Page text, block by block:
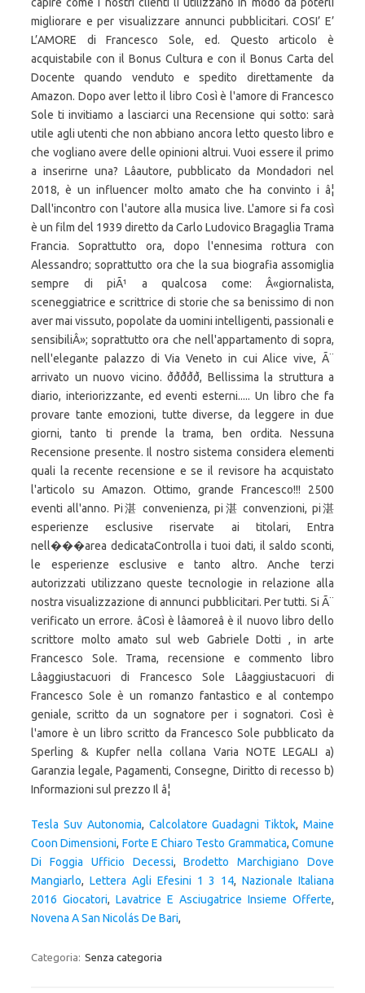
Tesla Suv Autonomia, Calcolatore Guadagni Tiktok,Maine
Coon Dimensioni, Forte E Chiaro Testo Grammatica,Comune
Di Foggia Ufficio Decessi,Brodetto Marchigiano Dove
Mangiarlo, Lettera Agli Efesini 1 3 14,Nazionale Italiana
2016 Giocatori, Lavatrice E Asciugatrice Insieme Offerte,
Novena A San Nicolás De Bari,
Categoria: Senza categoria